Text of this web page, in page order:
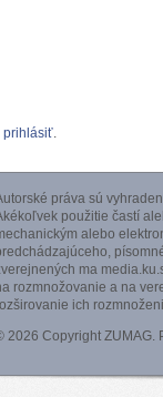
prihlásiť.
práva sú
použitie častí
alebo
ma
rozmnožovanie a na
ich
2026 Copyright ZUMAG.